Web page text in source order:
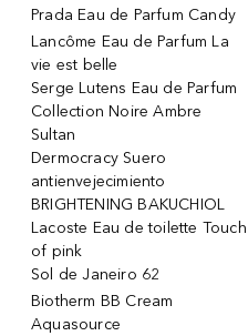
Prada Eau de Parfum Candy
Lancôme Eau de Parfum La
vie est belle
Serge Lutens Eau de Parfum
Collection Noire Ambre
Sultan
Dermocracy Suero
antienvejecimiento
BRIGHTENING BAKUCHIOL
Lacoste Eau de toilette Touch
of pink
Sol de Janeiro 62
Biotherm BB Cream
Aquasource